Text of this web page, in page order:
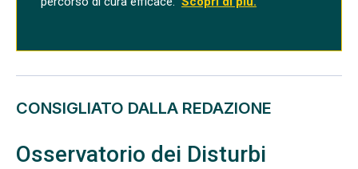
CONSIGLIATO DALLA REDAZIONE
Osservatorio dei Disturbi